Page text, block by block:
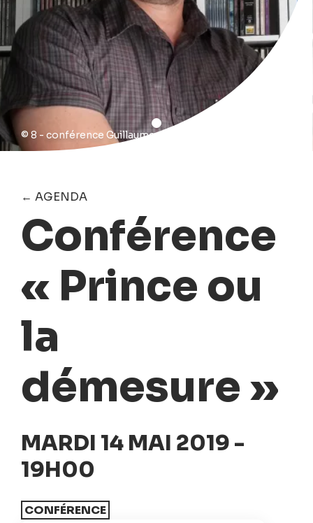
© 8 - conférence Guillaume_Kosmicki2017
← AGENDA
Conférence
« Prince ou
la
démesure »
MARDI 14 MAI 2019 -
19H00
CONFÉRENCE